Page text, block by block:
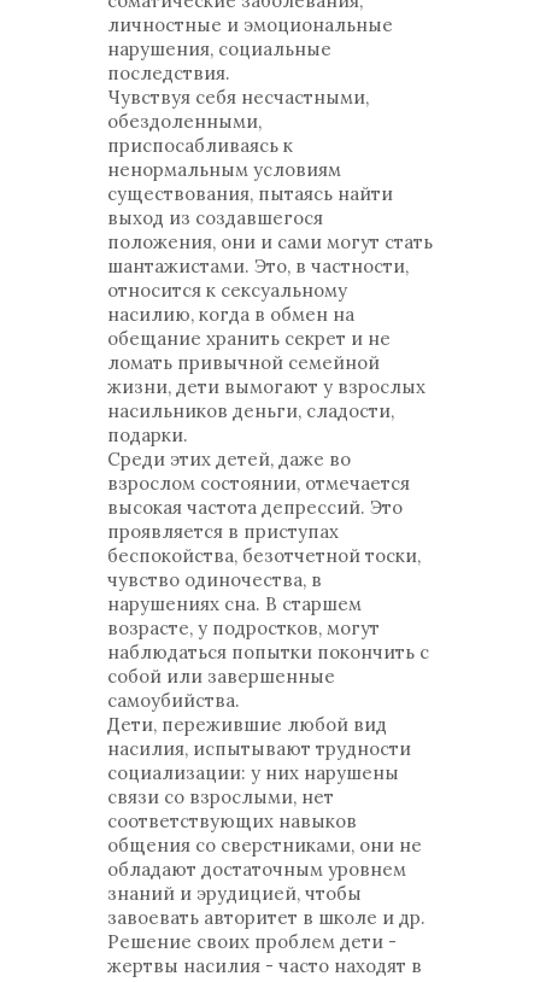
личностные и эмоциональные
нарушения, социальные
последствия.
Чувствуя себя несчастными,
обездоленными,
приспосабливаясь к
ненормальным условиям
существования, пытаясь найти
выход из создавшегося
положения, они и сами могут стать
шантажистами. Это, в частности,
относится к сексуальному
насилию, когда в обмен на
обещание хранить секрет и не
ломать привычной семейной
жизни, дети вымогают у взрослых
насильников деньги, сладости,
подарки.
Среди этих детей, даже во
взрослом состоянии, отмечается
высокая частота депрессий. Это
проявляется в приступах
беспокойства, безотчетной тоски,
чувство одиночества, в
нарушениях сна. В старшем
возрасте, у подростков, могут
наблюдаться попытки покончить с
собой или завершенные
самоубийства.
Дети, пережившие любой вид
насилия, испытывают трудности
социализации: у них нарушены
связи со взрослыми, нет
соответствующих навыков
общения со сверстниками, они не
обладают достаточным уровнем
знаний и эрудицией, чтобы
завоевать авторитет в школе и др.
Решение своих проблем дети -
жертвы насилия - часто находят в